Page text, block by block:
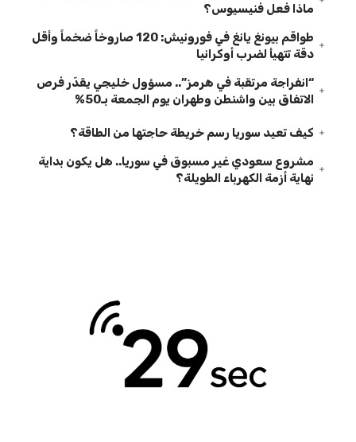
ماذا فعل فنيسيوس؟
طواقم بيونغ يانغ في فورونيش: 120 صاروخاً ضخماً وأقل
دقة تتهيأ لضرب أوكرانيا
“انفراجة مرتقبة في هرمز”.. مسؤول خليجي يقدّر فرص
الاتفاق بين واشنطن وطهران يوم الجمعة بـ50%
كيف تعيد سوريا رسم خريطة حاجتها من الطاقة؟
مشروع سعودي غير مسبوق في سوريا.. هل يكون بداية
نهاية أزمة الكهرباء الطويلة؟